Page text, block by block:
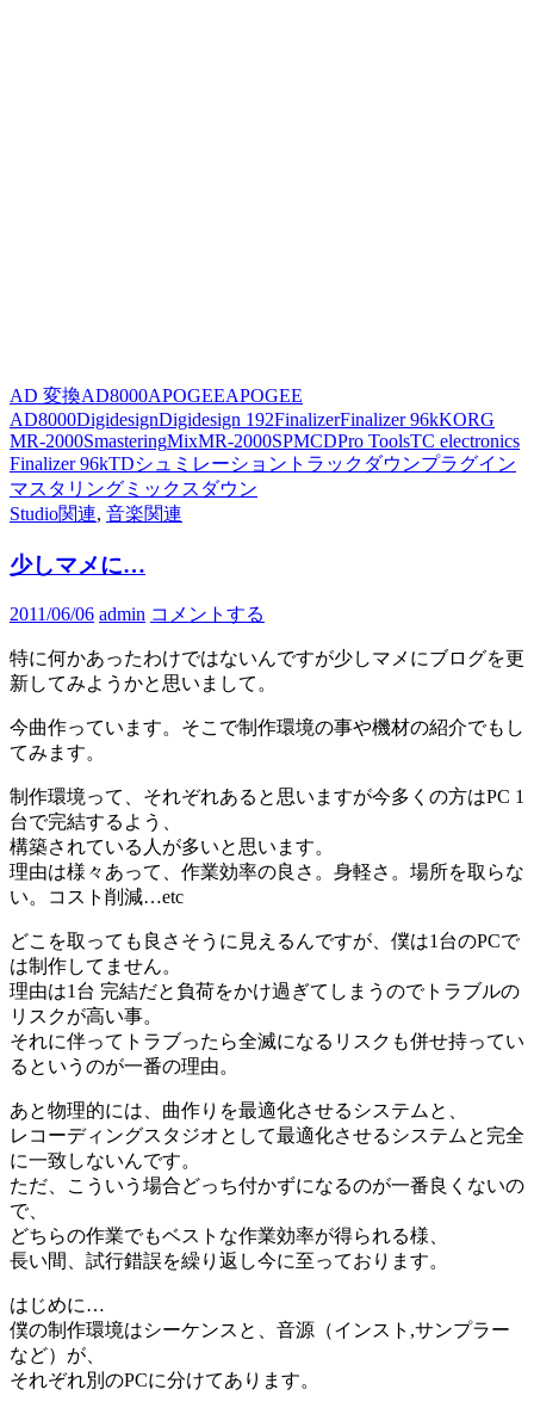
AD 変換AD8000APOGEEAPOGEE
AD8000DigidesignDigidesign 192FinalizerFinalizer 96kKORG
MR-2000SmasteringMixMR-2000SPMCDPro ToolsTC electronics
Finalizer 96kTDシュミレーション トラックダウンプラグイン
マスタリング ミックスダウン
Studio関連, 音楽関連
少しマメに…
2011/06/06 admin コメントする
特に何かあったわけではないんですが少しマメにブログを更
新してみようかと思いまして。
今曲作っています。そこで制作環境の事や機材の紹介でもし
てみます。
制作環境って、それぞれあると思いますが今多くの方はPC 1
台で完結するよう、
構築されている人が多いと思います。
理由は様々あって、作業効率の良さ。身軽さ。場所を取らな
い。コスト削減…etc
どこを取っても良さそうに見えるんですが、僕は1台のPCで
は制作してません。
理由は1台 完結だと負荷をかけ過ぎてしまうのでトラブルの
リスクが高い事。
それに伴ってトラブったら全滅になるリスクも併せ持ってい
るというのが一番の理由。
あと物理的には、曲作りを最適化させるシステムと、
レコーディングスタジオとして最適化させるシステムと完全
に一致しないんです。
ただ、こういう場合どっち付かずになるのが一番良くないの
で、
どちらの作業でもベストな作業効率が得られる様、
長い間、試行錯誤を繰り返し今に至っております。
はじめに…
僕の制作環境はシーケンスと、音源（インスト,サンプラー
など）が、
それぞれ別のPCに分けてあります。